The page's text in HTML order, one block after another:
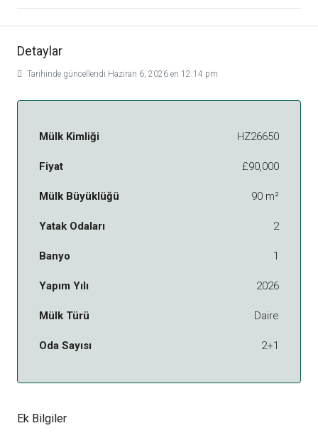
Detaylar
Tarihinde güncellendi Haziran 6, 2026 en 12:14 pm
Mülk Kimliği HZ26650
Fiyat £90,000
Mülk Büyüklüğü 90 m²
Yatak Odaları 2
Banyo 1
Yapım Yılı 2026
Mülk Türü Daire
Oda Sayısı 2+1
Ek Bilgiler